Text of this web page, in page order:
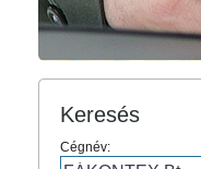
Keresés
Cégnév: